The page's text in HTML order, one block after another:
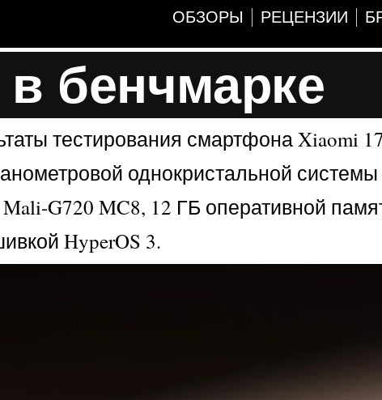
ОБЗОРЫ РЕЦЕНЗИИ
бенчмарке
тестирования смартфона Xiaomi
однокристальной системы
G720 MC8, 12 ГБ оперативной
HyperOS 3.